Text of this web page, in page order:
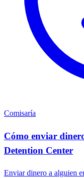
Comisaría
Cómo enviar
Detention Center
Enviar dinero a alguien